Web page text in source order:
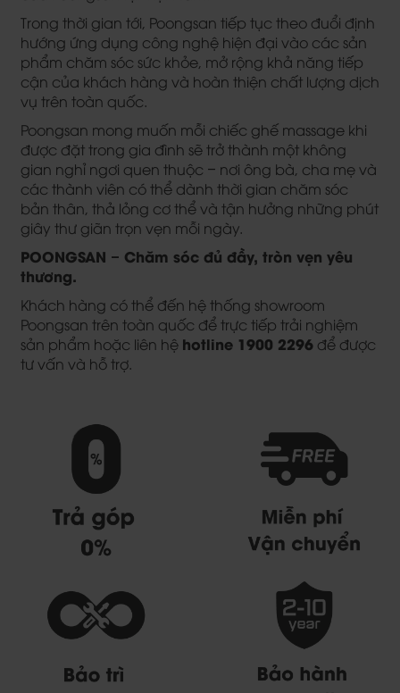
Trong thời gian tới, Poongsan tiếp tục theo đuổi định
hướng ứng dụng công nghệ hiện đại vào các sản
phẩm chăm sóc sức khỏe, mở rộng khả năng tiếp
cận của khách hàng và hoàn thiện chất lượng dịch
vụ trên toàn quốc.
Poongsan mong muốn mỗi chiếc ghế massage khi
được đặt trong gia đình sẽ trở thành một không
gian nghỉ ngơi quen thuộc – nơi ông bà, cha mẹ và
các thành viên có thể dành thời gian chăm sóc
bản thân, thả lỏng cơ thể và tận hưởng những phút
giây thư giãn trọn vẹn mỗi ngày.
POONGSAN – Chăm sóc đủ đầy, tròn vẹn yêu
thương.
Khách hàng có thể đến hệ thống showroom
Poongsan trên toàn quốc để trực tiếp trải nghiệm
sản phẩm hoặc liên hệ hotline 1900 2296 để được
tư vấn và hỗ trợ.